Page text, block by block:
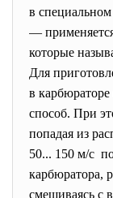
в
—
которые
Для
в карбюраторе
способ. При
попадая из
50... 150 м/с
карбюратора,
смешиваясь с